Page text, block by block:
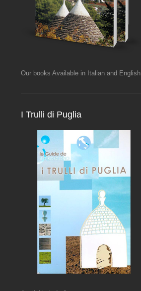
Our books Available in Italian and English
I Trulli di Puglia